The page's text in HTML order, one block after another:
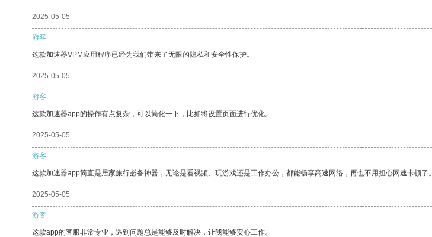
2025-05-05
游客
这款加速器VPM应用程序已经为我们带来了无限的隐私和安全性保护。
2025-05-05
游客
这款加速器app的操作有点复杂，可以简化一下，比如将设置页面进行优化。
2025-05-05
游客
这款加速器app简直是居家旅行必备神器，无论是看视频、玩游戏还是工作办公，都能畅享高速网络，再也不用担心网速卡顿了。
2025-05-05
游客
这款app的客服非常专业，遇到问题总是能够及时解决，让我能够安心工作。